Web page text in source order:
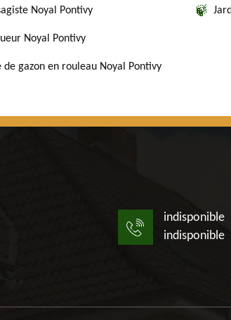
Noyal Pontivy
Noyal Pontivy
de gazon en rouleau Noyal Pontivy
indisponible
indisponible